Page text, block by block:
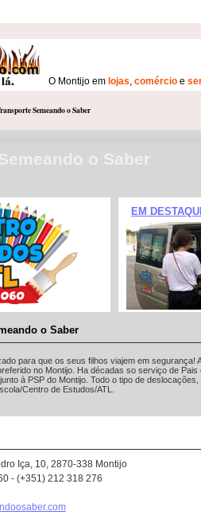
O Montijo em lojas, comércio e
Semeando o Saber
o Saber
EM
o Saber
para que os seus filhos viajem em segurança!
no Montijo. Ha décadas so serviço de Pais
à PSP do Montijo. Todo o tipo de
Centro de Estudos/ATL.
Iça, 10, 2870-338 Montijo
- (+351) 212 318 276